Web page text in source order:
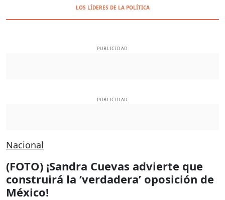
LOS LÍDERES DE LA POLÍTICA
PUBLICIDAD
PUBLICIDAD
Nacional
(FOTO) ¡Sandra Cuevas advierte que
construirá la ‘verdadera’ oposición de
México!